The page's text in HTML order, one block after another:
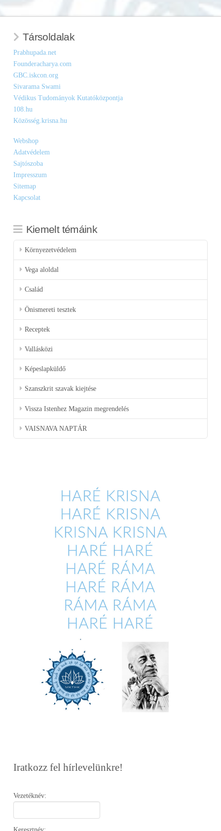
Társoldalak
Prabhupada.net
Founderacharya.com
GBC.iskcon.org
Sivarama Swami
Védikus Tudományok Kutatóközpontja
108.hu
Közösség.krisna.hu
Webshop
Adatvédelem
Sajtószoba
Impresszum
Sitemap
Kapcsolat
Kiemelt témáink
Környezetvédelem
Vega aloldal
Család
Önismereti tesztek
Receptek
Vallásközi
Képeslapküldő
Szanszkrit szavak kiejtése
Vissza Istenhez Magazin megrendelés
VAISNAVA NAPTÁR
Iratkozz fel hírlevelünkre!
Vezetéknév: